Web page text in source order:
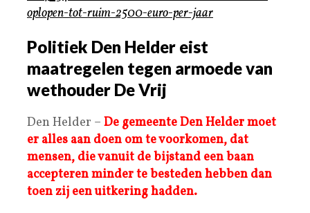
oplopen-tot-ruim-2500-euro-per-jaar
Politiek Den Helder eist
maatregelen tegen armoede van
wethouder De Vrij
Den Helder – De gemeente Den Helder moet
er alles aan doen om te voorkomen, dat
mensen, die vanuit de bijstand een baan
accepteren minder te besteden hebben dan
toen zij een uitkering hadden.